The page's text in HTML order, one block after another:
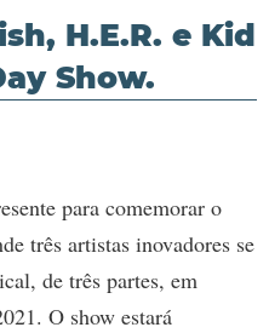
H.E.R. e Kid
Show.
para comemorar o
três artistas inovadores se
de três partes, em
O show estará